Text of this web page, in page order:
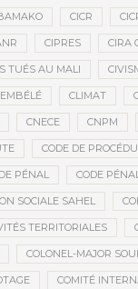
CICR
CIPRES CIRA
TUÉS AU MALI
CLIMAT
CNECE CNPM
CODE DE
PÉNAL CODE
SOCIALE SAHEL
TERRITORIALES
COLONEL-MAJOR
COMITÉ